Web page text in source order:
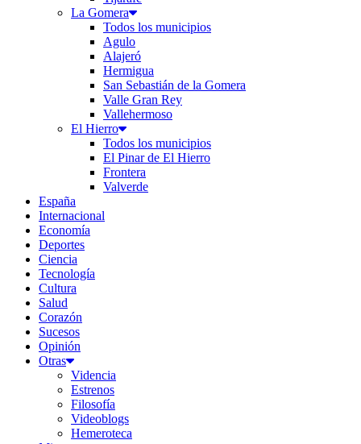
La Gomera
Todos los municipios
Agulo
Alajeró
Hermigua
San Sebastián de la Gomera
Valle Gran Rey
Vallehermoso
El Hierro
Todos los municipios
El Pinar de El Hierro
Frontera
Valverde
España
Internacional
Economía
Deportes
Ciencia
Tecnología
Cultura
Salud
Corazón
Sucesos
Opinión
Otras
Videncia
Estrenos
Filosofía
Videoblogs
Hemeroteca